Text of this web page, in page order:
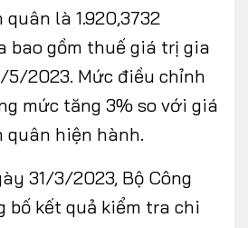
là 1.920,3732
bao gồm thuế giá trị gia
2023. Mức điều chỉnh
mức tăng 3% so với giá
quân hiện hành.
31/3/2023, Bộ Công
bố kết quả kiểm tra chi